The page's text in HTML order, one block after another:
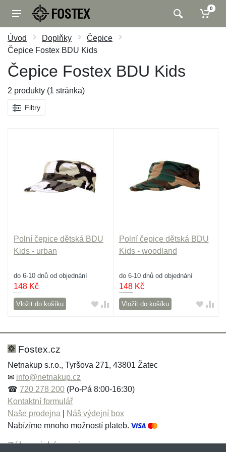
0
Úvod Doplňky
Čepice
Čepice Fostex BDU Kids
Čepice Fostex BDU Kids
2 produkty (1 stránka)
Filtry
Polní čepice dětská BDU
Kids - urban
do 6-10 dnů od objednání
148 Kč
Vložit do košíku
Polní čepice dětská BDU
Kids - woodland
do 6-10 dnů od objednání
148Kč
Vložit do košíku
Fostex.cz
Netnakup s.r.o., Tyršova 271, 43801 Žatec
✉ info@netnakup.cz
☎ 720 278 200 (Po-Pá 8:00-16:30)
Kontaktní formulář
Naše prodejna
Náš výdejní box
Nabízíme mnoho možností plateb.
Zákaznický servis